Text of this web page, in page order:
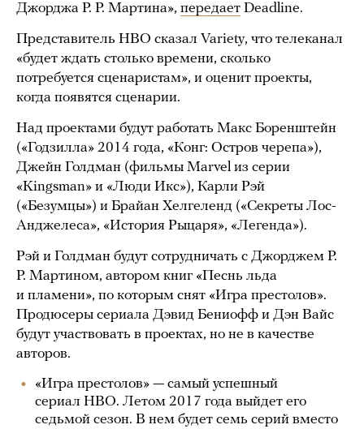
Джорджа Р. Р. Мартина», передает Deadline.
Представитель HBO сказал Variety, что телеканал
«будет ждать столько времени, сколько
потребуется сценаристам», и оценит проекты,
когда появятся сценарии.
Над проектами будут работать Макс Боренштейн
(«Годзилла» 2014 года, «Конг: Остров черепа»),
Джейн Голдман (фильмы Marvel из серии
«Kingsman» и «Люди Икс»), Карли Рэй
(«Безумцы») и Брайан Хелгеленд («Секреты Лос-
Анджелеса», «История Рыцаря», «Легенда»).
Рэй и Голдман будут сотрудничать с Джорджем Р.
Р. Мартином, автором книг «Песнь льда
и пламени», по которым снят «Игра престолов».
Продюсеры сериала Дэвид Бениофф и Дэн Вайс
будут участвовать в проектах, но не в качестве
авторов.
«Игра престолов» — самый успешный
сериал HBO. Летом 2017 года выйдет его
седьмой сезон. В нем будет семь серий вместо